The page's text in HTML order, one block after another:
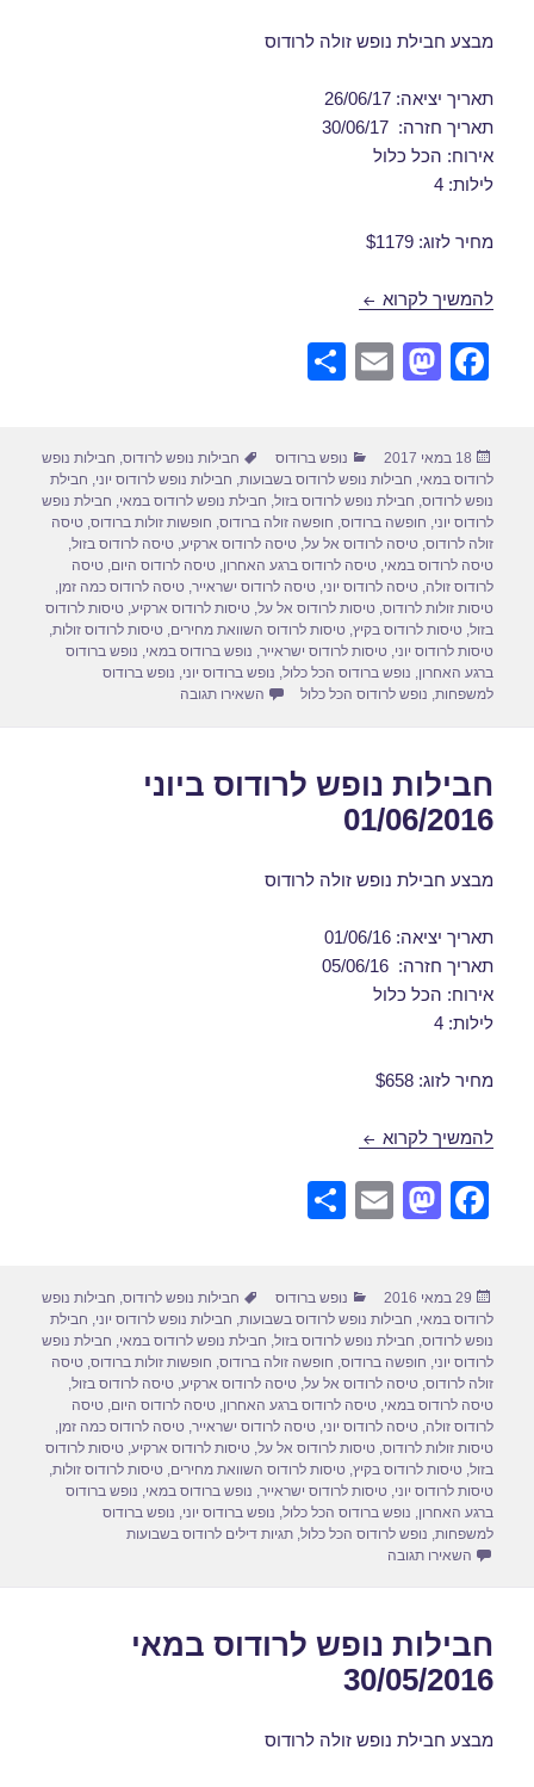
מבצע חבילת נופש זולה לרודוס
תאריך יציאה: 26/06/17
תאריך חזרה: 30/06/17
אירוח: הכל כלול
לילות: 4
מחיר לזוג: $1179
להמשיך לקרוא חבילות נופש לרודוס ביוני 26/06/2017
F
e
b
o
o
k
M
o
d
o
n
E
e
פורסם
בתאריך
18 במאי 2017 קטגוריות
נופש ברודוס תגיות
חבילות נופש לרודוס, חבילות נופש
לרודוס במאי, חבילות נופש לרודוס בשבועות, חבילות נופש לרודוס יוני, חבילת
נופש לרודוס, חבילת נופש לרודוס בזול, חבילת נופש לרודוס במאי, חבילת נופש
לרודוס יוני, חופשה ברודוס, חופשה זולה ברודוס, חופשות זולות ברודוס,טיסה
זולה לרודוס,טיסה לרודוס אל על,טיסה לרודוס ארקיע,טיסה לרודוס בזול,
טיסה לרודוס במאי,טיסה לרודוס ברגע האחרון,טיסה לרודוס היום,טיסה
לרודוס זולה,טיסה לרודוס יוני,טיסה לרודוס ישראייר,טיסה לרודוס כמה זמן,
טיסות זולות לרודוס,טיסות לרודוס אל על,טיסות לרודוס ארקיע,טיסות לרודוס
בזול,טיסות לרודוס בקיץ,טיסות לרודוס השוואת מחירים,טיסות לרודוס זולות,
טיסות לרודוס יוני,טיסות לרודוס ישראייר, נופש ברודוס במאי, נופש ברודוס
ברגע האחרון, נופש ברודוס הכל כלול, נופש ברודוס יוני, נופש ברודוס
למשפחות, נופש לרודוס הכל כלול השאירו תגובה
חבילות נופש לרודוס ביוני
01/06/2016
מבצע חבילת נופש זולה לרודוס
תאריך יציאה: 01/06/16
תאריך חזרה: 05/06/16
אירוח: הכל כלול
לילות: 4
מחיר לזוג: $658
להמשיך לקרוא חבילות נופש לרודוס ביוני 01/06/2016
F
e
b
o
o
k
M
o
d
o
n
E
e
פורסם
בתאריך
29 במאי 2016 קטגוריות
נופש ברודוס תגיות
חבילות נופש לרודוס חבילות נופש
לרודוס במאי חבילות נופש לרודוס בשבועות חבילות נופש לרודוס יוני חבילת
נופש לרודוס חבילת נופש לרודוס בזול חבילת נופש לרודוס במאי חבילת נופש
לרודוס יוני חופשה ברודוס חופשה זולה ברודוס חופשות זולות ברודוס ,טיסה
זולה לרודוס ,טיסה לרודוס אל על ,טיסה לרודוס ארקיע ,טיסה לרודוס בזול
טיסה לרודוס במאי ,טיסה לרודוס ברגע האחרון ,טיסה לרודוס היום ,טיסה
לרודוס זולה ,טיסה לרודוס יוני ,טיסה לרודוס ישראייר ,טיסה לרודוס כמה זמן
טיסות זולות לרודוס ,טיסות לרודוס אל על ,טיסות לרודוס ארקיע ,טיסות לרודוס
בזול ,טיסות לרודוס בקיץ ,טיסות לרודוס השוואת מחירים ,טיסות לרודוס זולות
טיסות לרודוס יוני ,טיסות לרודוס ישראייר נופש ברודוס במאי נופש ברודוס
ברגע האחרון נופש ברודוס הכל כלול נופש ברודוס יוני נופש ברודוס
למשפחות נופש לרודוס הכל כלול ,תגיות דילים לרודוס בשבועות
השאירו תגובה
חבילות נופש לרודוס במאי
30/05/2016
מבצע חבילת נופש זולה לרודוס